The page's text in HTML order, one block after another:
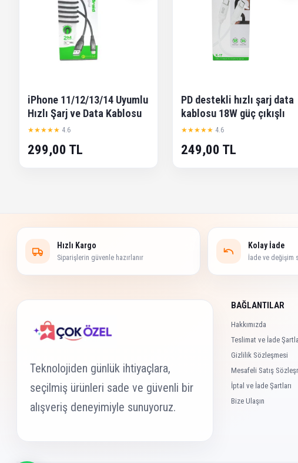
iPhone 11/12/13/14 Uyumlu
Hızlı Şarj ve Data Kablosu
★★★★★ 4.6
299,00 TL
PD destekli hızlı şarj data
kablosu 18W güç çıkışlı
★★★★★ 4.6
249,00 TL
Hızlı Kargo
Siparişlerin güvenle hazırlanır
Kolay İade
İade ve değişim
Teknolojiden günlük ihtiyaçlara,
seçilmiş ürünleri sade ve güvenli bir
alışveriş deneyimiyle sunuyoruz.
BAĞLANTILAR
Hakkımızda
Teslimat ve İade
Gizlilik Sözleşmesi
Mesafeli Satış
İptal ve İade Şartları
Bize Ulaşın